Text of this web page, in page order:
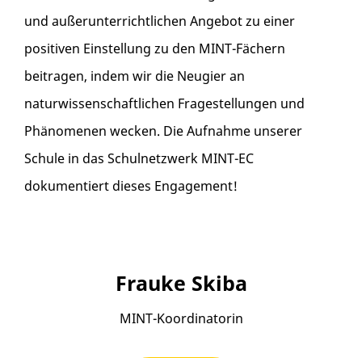
und außerunterrichtlichen Angebot zu einer
positiven Einstellung zu den MINT-Fächern
beitragen, indem wir die Neugier an
naturwissenschaftlichen Fragestellungen und
Phänomenen wecken. Die Aufnahme unserer
Schule in das Schulnetzwerk MINT-EC
dokumentiert dieses Engagement!
Frauke Skiba
MINT-Koordinatorin